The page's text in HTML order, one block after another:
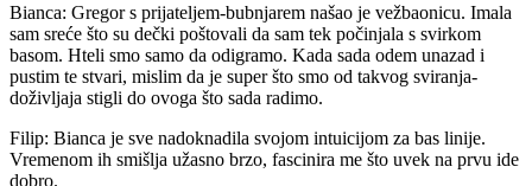
Bianca: Gregor s prijateljem-bubnjarem našao je vežbaonicu. Imala
sam sreće što su dečki poštovali da sam tek počinjala s svirkom
basom. Hteli smo samo da odigramo. Kada sada odem unazad i
pustim te stvari, mislim da je super što smo od takvog sviranja-
doživljaja stigli do ovoga što sada radimo.
Filip: Bianca je sve nadoknadila svojom intuicijom za bas linije.
Vremenom ih smišlja užasno brzo, fascinira me što uvek na prvu ide
dobro.